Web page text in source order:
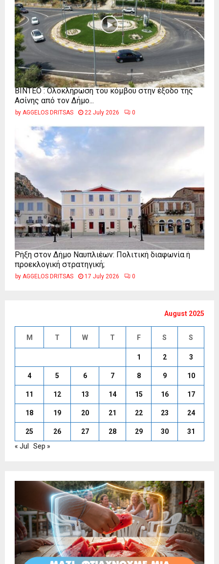
ΒΙΝΤΕΟ : Ολοκλήρωση του κόμβου στην έξοδο της
Ασίνης από τον Δήμο...
by AGGELOS DRITSAS 22 July 2026 0
Ρήξη στον Δήμο Ναυπλιέων: Πολιτική διαφωνία ή
προεκλογική στρατηγική;
by AGGELOS DRITSAS 17 July 2026 0
August 2025
M T W T F S S
1 2 3
4 5 6 7 8 9 10
11 12 13 14 15 16 17
18 19 20 21 22 23 24
25 26 27 28 29 30
31
« Jul
Sep »